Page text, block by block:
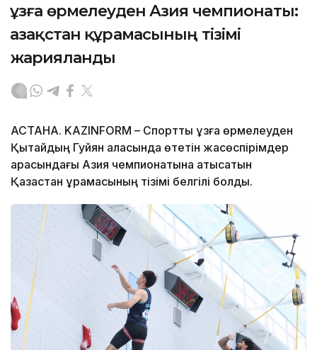
Құзға өрмелеуден Азия чемпионаты:
Қазақстан құрамасының тізімі
жарияланды
АСТАНА. KAZINFORM – Спорттық құзға өрмелеуден
Қытайдың Гуйян қаласында өтетін жасөспірімдер
арасындағы Азия чемпионатына қатысатын
Қазақстан құрамасының тізімі белгілі болды.